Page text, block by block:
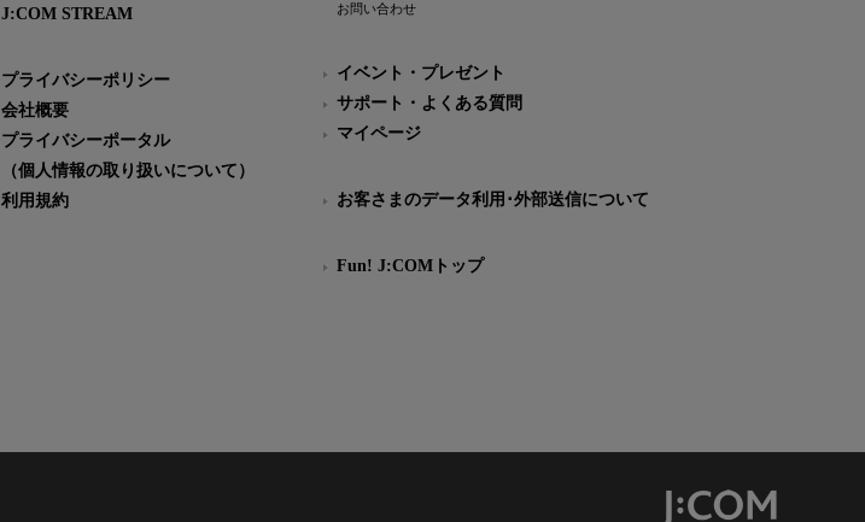
J:COM STREAM
プライバシーポリシー
会社概要
プライバシーポータル
（個人情報の取り扱いについて）
利用規約
お問い合わせ
イベント・プレゼント
サポート・よくある質問
マイページ
お客さまのデータ利用･外部送信について
Fun! J:COMトップ